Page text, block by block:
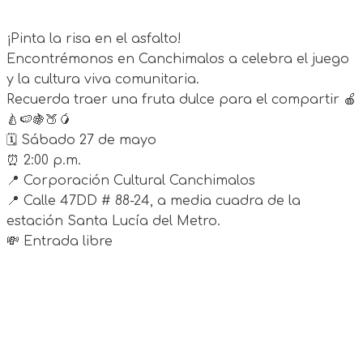
¡Pinta la risa en el asfalto!
Encontrémonos en Canchimalos a celebra el juego
y la cultura viva comunitaria.
Recuerda traer una fruta dulce para el compartir 🍎
🍐🍉🍇🍑🥭
🗓 Sábado 27 de mayo
⏰ 2:00 p.m.
📍 Corporación Cultural Canchimalos
📍 Calle 47DD # 88-24, a media cuadra de la
estación Santa Lucía del Metro.
💸 Entrada libre